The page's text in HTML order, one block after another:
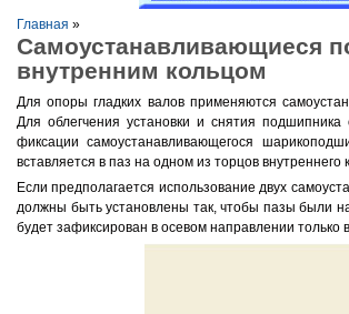
Главная »
Самоустанавливающиеся
внутренним кольцом
Для опоры гладких валов применяются
Для облегчения установки и снятия
фиксации самоустанавливающегося
вставляется в паз на одном из торцов
Если предполагается использование двух
должны быть установлены так, чтобы пазы были
будет зафиксирован в осевом направлении только